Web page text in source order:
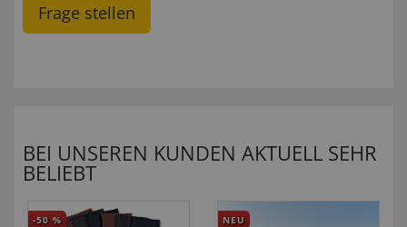
Frage stellen
BEI UNSEREN KUNDEN AKTUELL SEHR
BELIEBT
-50 % NEU